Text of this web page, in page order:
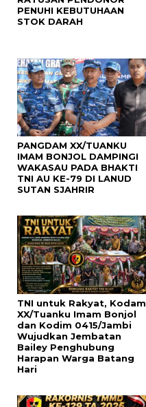
PENUHI KEBUTUHAAN
STOK DARAH
PANGDAM XX/TUANKU
IMAM BONJOL DAMPINGI
WAKASAU PADA BHAKTI
TNI AU KE-79 DI LANUD
SUTAN SJAHRIR
TNI untuk Rakyat, Kodam
XX/Tuanku Imam Bonjol
dan Kodim 0415/Jambi
Wujudkan Jembatan
Bailey Penghubung
Harapan Warga Batang
Hari